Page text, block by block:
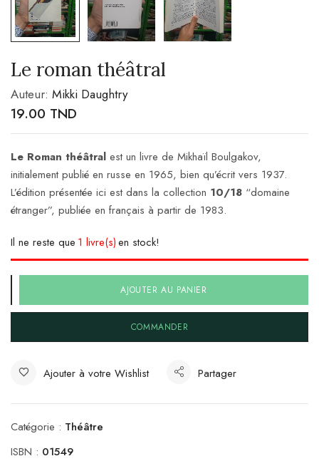
Le roman théâtral
Auteur: Mikki Daughtry
19.00 TND
Le Roman théâtral est un livre de Mikhaïl Boulgakov,
initialement publié en russe en 1965, bien qu’écrit vers 1937.
L’édition présentée ici est dans la collection 10/18 “domaine
étranger”, publiée en français à partir de 1983.
Il ne reste que 1 livre(s)en stock!
AJOUTER AU PANIER
COMMANDER
Ajouter à votre Wishlist Partager
Catégorie : Théâtre
ISBN : 01549